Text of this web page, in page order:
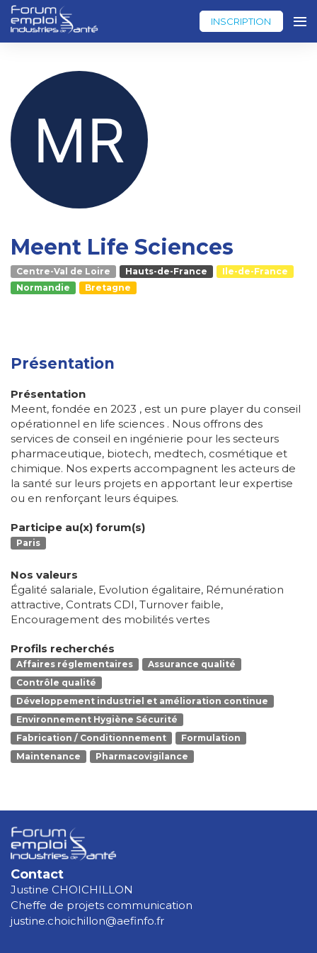
INSCRIPTION
Meent Life Sciences
Centre-Val de Loire Hauts-de-France
Ile-de-France
Normandie
Bretagne
Présentation
Présentation
Meent, fondée en 2023 , est un pure player du conseil
opérationnel en life sciences . Nous offrons des
services de conseil en ingénierie pour les secteurs
pharmaceutique, biotech, medtech, cosmétique et
chimique. Nos experts accompagnent les acteurs de
la santé sur leurs projets en apportant leur expertise
ou en renforçant leurs équipes.
Participe au(x) forum(s)
Paris
Nos valeurs
Égalité salariale, Evolution égalitaire, Rémunération
attractive, Contrats CDI, Turnover faible,
Encouragement des mobilités vertes
Profils recherchés
Affaires réglementaires
Assurance qualité
Contrôle qualité
Développement industriel et amélioration continue
Environnement Hygiène Sécurité
Fabrication / Conditionnement
Formulation
Maintenance
Pharmacovigilance
Contact
Justine CHOICHILLON
Cheffe de projets communication
justine.choichillon@aefinfo.fr